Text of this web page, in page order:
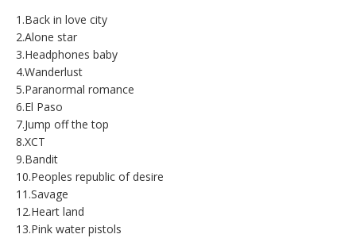
1.Back in love city
2.Alone star
3.Headphones baby
4.Wanderlust
5.Paranormal romance
6.El Paso
7.Jump off the top
8.XCT
9.Bandit
10.Peoples republic of desire
11.Savage
12.Heart land
13.Pink water pistols